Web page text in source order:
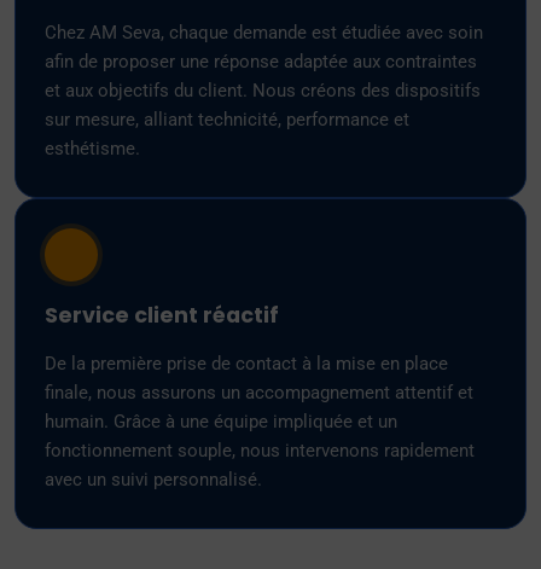
Chez AM Seva, chaque demande est étudiée avec soin
afin de proposer une réponse adaptée aux contraintes
et aux objectifs du client. Nous créons des dispositifs
sur mesure, alliant technicité, performance et
esthétisme.
Service client réactif
De la première prise de contact à la mise en place
finale, nous assurons un accompagnement attentif et
humain. Grâce à une équipe impliquée et un
fonctionnement souple, nous intervenons rapidement
avec un suivi personnalisé.